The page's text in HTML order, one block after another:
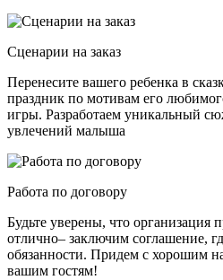
Сценарии на заказ
Перенесите вашего ребенка в
праздник по мотивам его
игры. Разработаем уникальный
увлечений малыша
Работа по договору
Будьте уверены, что организация
отлично– заключим соглашение,
обязанности. Придем с хорошим
вашим гостям!